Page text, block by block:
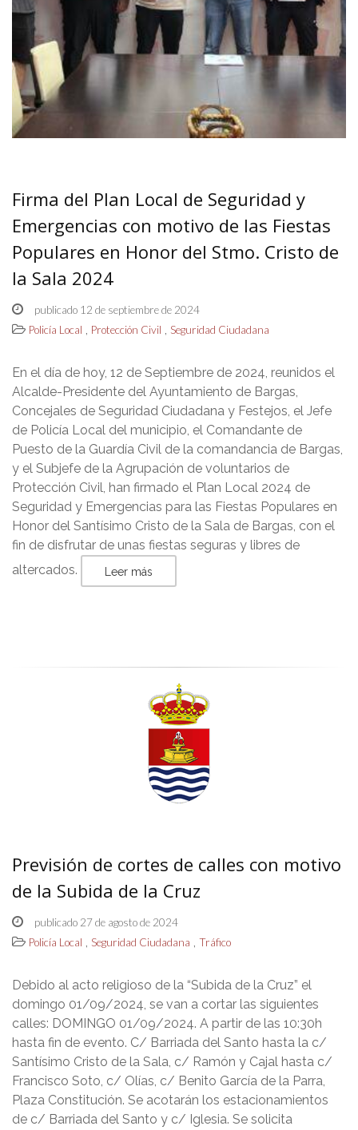
Firma del Plan Local de Seguridad y
Emergencias con motivo de las Fiestas
Populares en Honor del Stmo. Cristo de
la Sala 2024
publicado 12 de septiembre de 2024
Policía Local , Protección Civil , Seguridad Ciudadana
En el día de hoy, 12 de Septiembre de 2024, reunidos el
Alcalde-Presidente del Ayuntamiento de Bargas,
Concejales de Seguridad Ciudadana y Festejos, el Jefe
de Policía Local del municipio, el Comandante de
Puesto de la Guardía Civil de la comandancia de Bargas,
y el Subjefe de la Agrupación de voluntarios de
Protección Civil, han firmado el Plan Local 2024 de
Seguridad y Emergencias para las Fiestas Populares en
Honor del Santísimo Cristo de la Sala de Bargas, con el
fin de disfrutar de unas fiestas seguras y libres de
altercados.
Leer más
Previsión de cortes de calles con motivo
de la Subida de la Cruz
publicado 27 de agosto de 2024
Policía Local , Seguridad Ciudadana , Tráfico
Debido al acto religioso de la “Subida de la Cruz” el
domingo 01/09/2024, se van a cortar las siguientes
calles: DOMINGO 01/09/2024. A partir de las 10:30h
hasta fin de evento. C/ Barriada del Santo hasta la c/
Santísimo Cristo de la Sala, c/ Ramón y Cajal hasta c/
Francisco Soto, c/ Olías, c/ Benito García de la Parra,
Plaza Constitución. Se acotarán los estacionamientos
de c/ Barriada del Santo y c/ Iglesia. Se solicita